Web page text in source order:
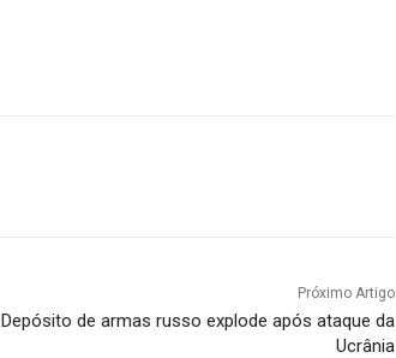
Próximo Artigo
Depósito de armas russo explode após ataque da
Ucrânia